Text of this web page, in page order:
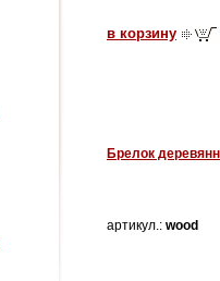
в корзину
Брелок
артикул.: wood